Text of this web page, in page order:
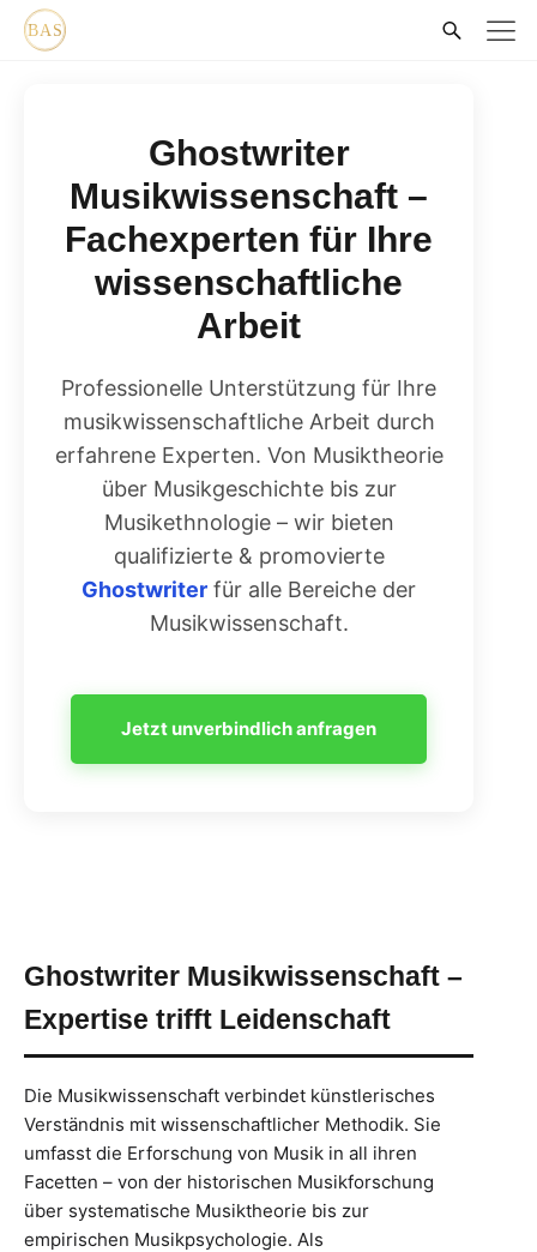
Ghostwriter
Musikwissenschaft –
Fachexperten für Ihre
wissenschaftliche
Arbeit
Professionelle Unterstützung für Ihre
musikwissenschaftliche Arbeit durch
erfahrene Experten. Von Musiktheorie
über Musikgeschichte bis zur
Musikethnologie – wir bieten
qualifizierte & promovierte
Ghostwriter für alle Bereiche der
Musikwissenschaft.
Jetzt unverbindlich anfragen
Ghostwriter Musikwissenschaft –
Expertise trifft Leidenschaft
Die Musikwissenschaft verbindet künstlerisches
Verständnis mit wissenschaftlicher Methodik. Sie
umfasst die Erforschung von Musik in all ihren
Facetten – von der historischen Musikforschung
über systematische Musiktheorie bis zur
empirischen Musikpsychologie. Als